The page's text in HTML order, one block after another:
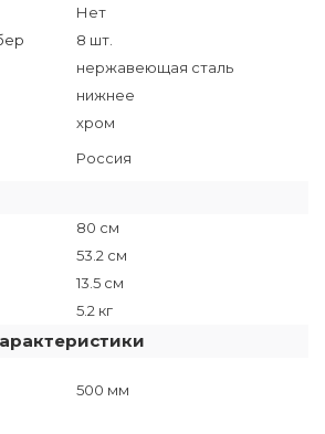
Нет
8 шт.
нержавеющая сталь
нижнее
хром
Россия
80 см
53.2 см
13.5 см
5.2 кг
500 мм